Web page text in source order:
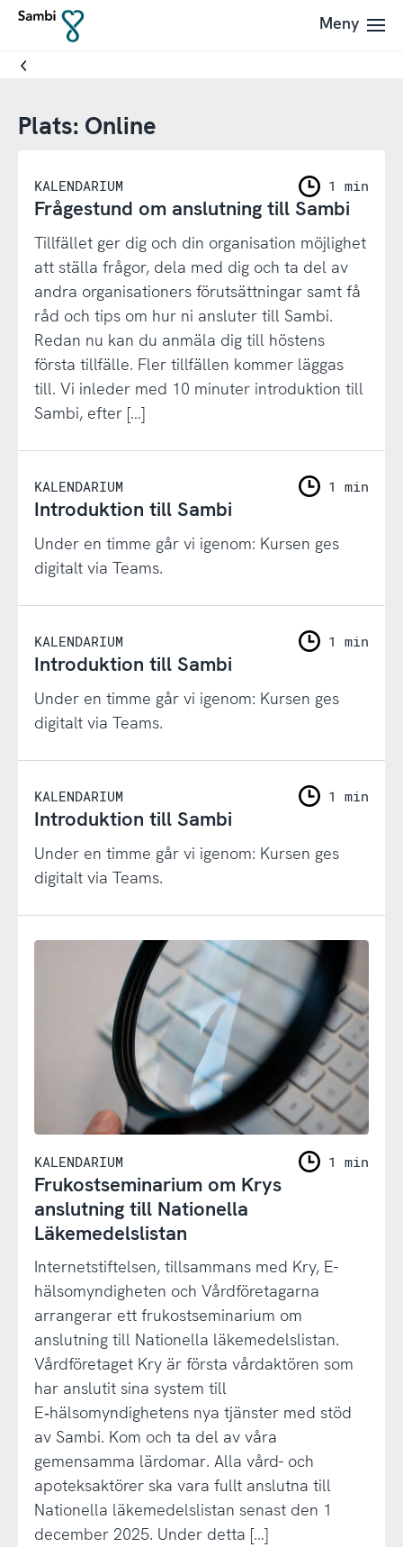
Till
navigering
Till
innehållet
Meny
Plats: Online
KALENDARIUM 1 min
Frågestund om anslutning till Sambi
Tillfället ger dig och din organisation möjlighet
att ställa frågor, dela med dig och ta del av
andra organisationers förutsättningar samt få
råd och tips om hur ni ansluter till Sambi.
Redan nu kan du anmäla dig till höstens
första tillfälle. Fler tillfällen kommer läggas
till. Vi inleder med 10 minuter introduktion till
Sambi, efter […]
KALENDARIUM 1 min
Introduktion till Sambi
Under en timme går vi igenom: Kursen ges
digitalt via Teams.
KALENDARIUM 1 min
Introduktion till Sambi
Under en timme går vi igenom: Kursen ges
digitalt via Teams.
KALENDARIUM 1 min
Introduktion till Sambi
Under en timme går vi igenom: Kursen ges
digitalt via Teams.
KALENDARIUM 1 min
Frukostseminarium om Krys
anslutning till Nationella
Läkemedelslistan
Internetstiftelsen, tillsammans med Kry, E-
hälsomyndigheten och Vårdföretagarna
arrangerar ett frukostseminarium om
anslutning till Nationella läkemedelslistan.
Vårdföretaget Kry är första vårdaktören som
har anslutit sina system till
E‑hälsomyndighetens nya tjänster med stöd
av Sambi. Kom och ta del av våra
gemensamma lärdomar. Alla vård- och
apoteksaktörer ska vara fullt anslutna till
Nationella läkemedelslistan senast den 1
december 2025. Under detta […]